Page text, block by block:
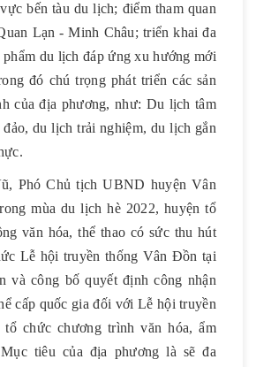
bến tàu du lịch; điểm tham quan
Lạn - Minh Châu; triển khai đa
phẩm du lịch đáp ứng xu hướng mới
đó chú trọng phát triển các sản
của địa phương, như: Du lịch tâm
du lịch trải nghiệm, du lịch gắn
Phó Chủ tịch UBND huyện Vân
mùa du lịch hè 2022, huyện tổ
văn hóa, thể thao có sức thu hút
Lễ hội truyền thống Vân Đồn tại
và công bố quyết định công nhận
cấp quốc gia đối với Lễ hội truyền
chức chương trình văn hóa, ẩm
tiêu của địa phương là sẽ đa